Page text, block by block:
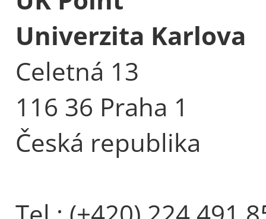
Univerzita Karlova
Celetná 13
116 36 Praha 1
Česká republika